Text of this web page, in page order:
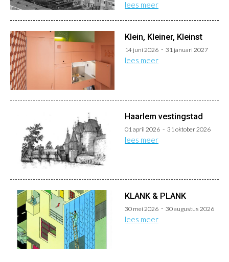
lees meer
Klein, Kleiner, Kleinst
14 juni 2026 31 januari 2027
lees meer
Haarlem vestingstad
01 april 2026 31 oktober 2026
lees meer
KLANK & PLANK
30 mei 2026 30 augustus 2026
lees meer